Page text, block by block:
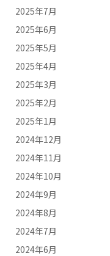
2025年7月
2025年6月
2025年5月
2025年4月
2025年3月
2025年2月
2025年1月
2024年12月
2024年11月
2024年10月
2024年9月
2024年8月
2024年7月
2024年6月